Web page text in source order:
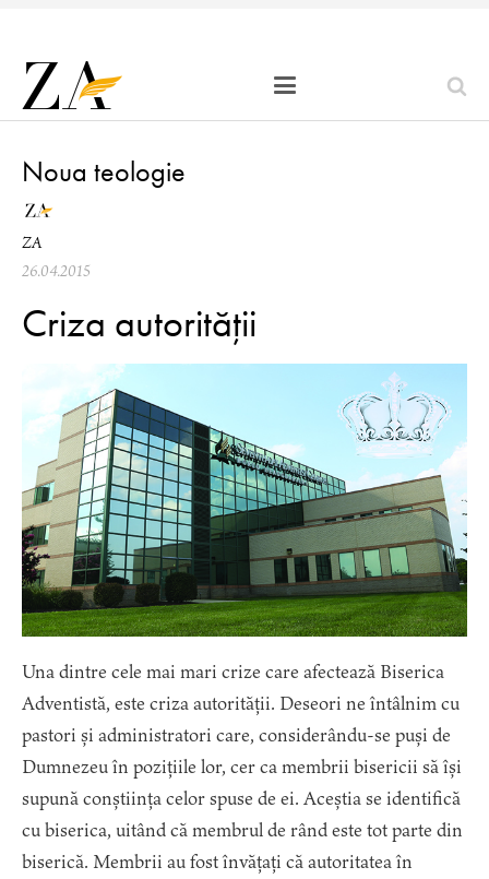
Noua teologie
ZA
26.04.2015
Criza autorității
Una dintre cele mai mari crize care afectează Biserica
Adventistă, este criza autorității. Deseori ne întâlnim cu
pastori și administratori care, considerându-se puși de
Dumnezeu în pozițiile lor, cer ca membrii bisericii să își
supună conștiința celor spuse de ei. Aceștia se identifică
cu biserica, uitând că membrul de rând este tot parte din
biserică. Membrii au fost învățați că autoritatea în